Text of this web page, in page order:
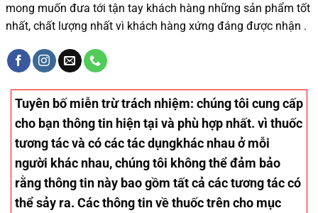
mong muốn đưa tới tận tay khách hàng những sản phẩm tốt
nhất, chất lượng nhất vì khách hàng xứng đáng được nhận .
Tuyên bố miễn trừ trách nhiệm: chúng tôi cung cấp
cho bạn thông tin hiện tại và phù hợp nhất. vì thuốc
tương tác và có các tác dụngkhác nhau ở mỗi
người khác nhau, chúng tôi không thể đảm bảo
rằng thông tin này bao gồm tất cả các tương tác có
thể sảy ra. Các thông tin về thuốc trên cho mục